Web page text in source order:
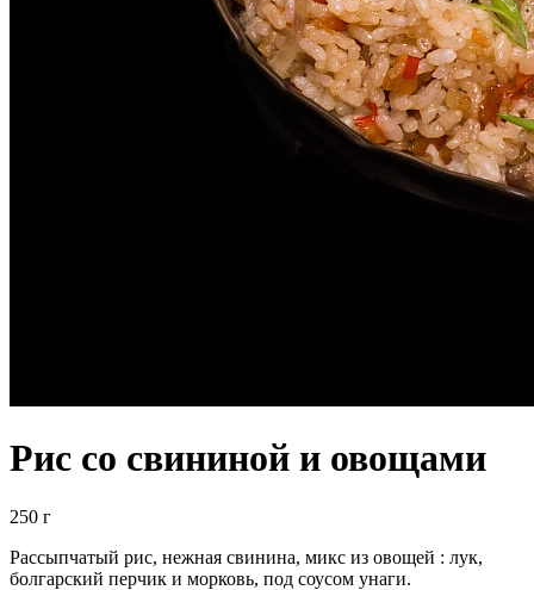
Рис со свининой и овощами
250 г
Рассыпчатый рис, нежная свинина, микс из овощей : лук,
болгарский перчик и морковь, под соусом унаги.